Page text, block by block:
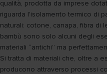
qualità, prodotta da imprese
riguarda l'isolamento termico di
naturali: cotone, canapa, fibra di
bambù sono solo alcuni degli
materiali “antichi” ma
Si tratta di materiali che, oltre a
producono attraverso processi